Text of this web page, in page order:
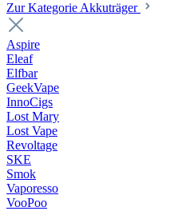
Zur Kategorie Akkuträger
Aspire
Eleaf
Elfbar
GeekVape
InnoCigs
Lost Mary
Lost Vape
Revoltage
SKE
Smok
Vaporesso
VooPoo